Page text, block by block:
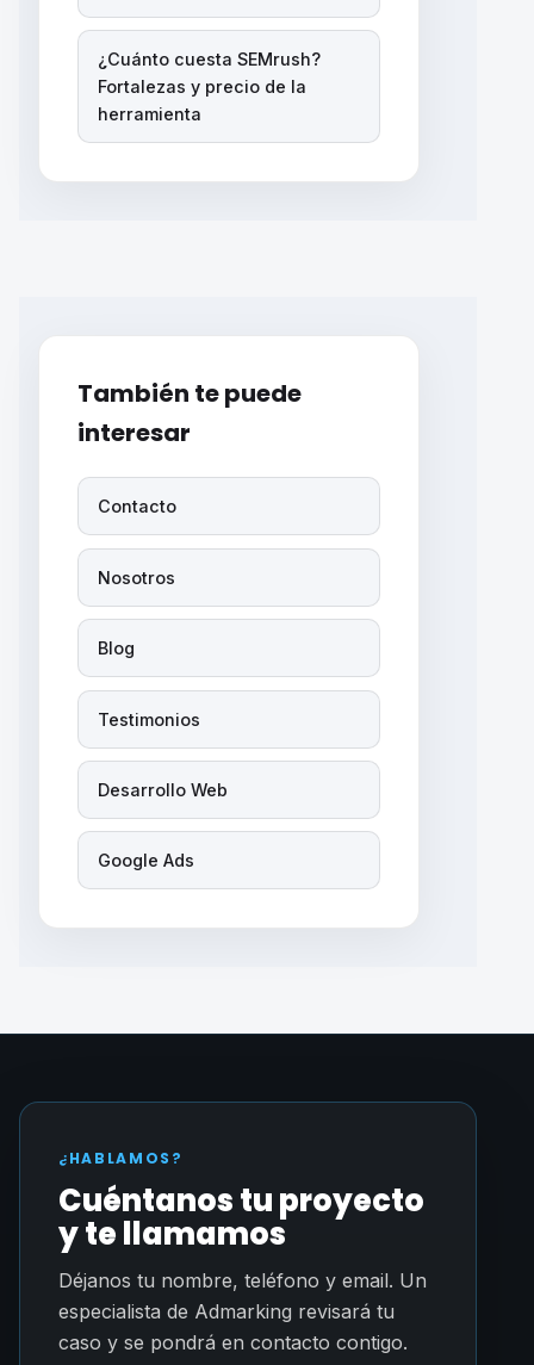
¿Cuánto cuesta SEMrush?
Fortalezas y precio de la
herramienta
También te puede
interesar
Contacto
Nosotros
Blog
Testimonios
Desarrollo Web
Google Ads
¿HABLAMOS?
Cuéntanos tu proyecto
y te llamamos
Déjanos tu nombre, teléfono y email. Un
especialista de Admarking revisará tu
caso y se pondrá en contacto contigo.